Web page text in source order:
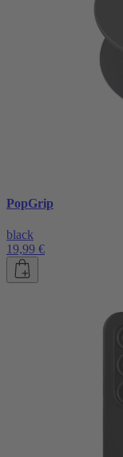
PopGrip
black
19,99 €